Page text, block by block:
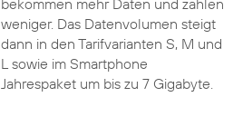
bekommen mehr Daten und zahlen
weniger. Das Datenvolumen steigt
dann in den Tarifvarianten S, M und
L sowie im Smartphone
Jahrespaket um bis zu 7 Gigabyte.